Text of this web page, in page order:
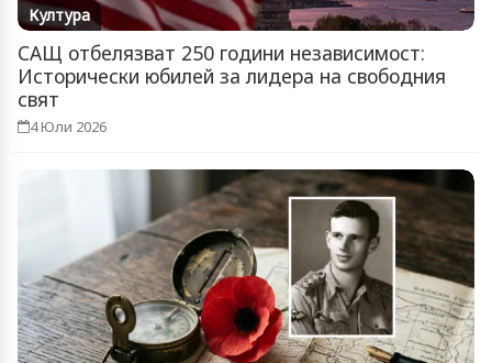
Култура
САЩ отбелязват 250 години независимост:
Исторически юбилей за лидера на свободния
свят
4 Юли 2026